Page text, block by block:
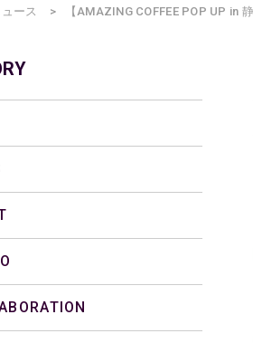
ュース 【AMAZING COFFEE POP UP in